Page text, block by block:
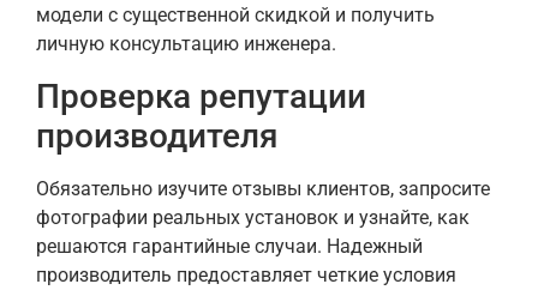
модели с существенной скидкой и получить
личную консультацию инженера.
Проверка репутации
производителя
Обязательно изучите отзывы клиентов, запросите
фотографии реальных установок и узнайте, как
решаются гарантийные случаи. Надежный
производитель предоставляет четкие условия